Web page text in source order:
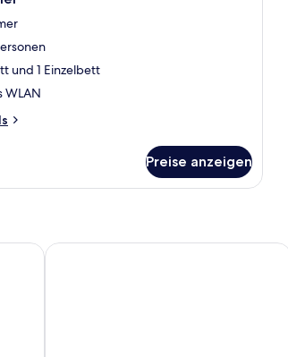
und 1 Einzelbett
WLAN
Preise anzeigen
Saithong Resort